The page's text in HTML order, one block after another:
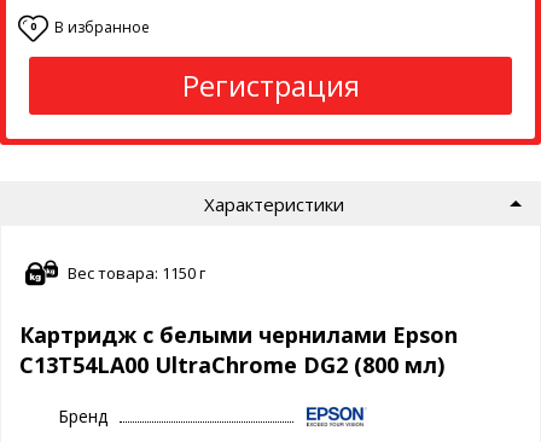
0 В избранное
Регистрация
Характеристики
Вес товара: 1150 г
Картридж с белыми чернилами Epson
C13T54LA00 UltraChrome DG2 (800 мл)
Бренд